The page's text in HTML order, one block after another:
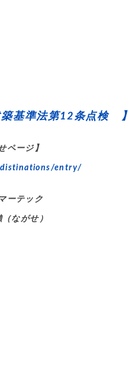
基準法第12条点検 】
ページ】
entry/
ーテック
ながせ）